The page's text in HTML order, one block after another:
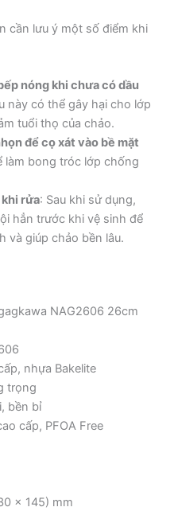
cần lưu ý một số điểm khi
nóng khi chưa có dầu
này có thể gây hại cho lớp
tuổi thọ của chảo.
để cọ xát vào bề mặt
làm bong tróc lớp chống
rửa: Sau khi sử dụng,
hẳn trước khi vệ sinh để
và giúp chảo bền lâu.
NAG2606 26cm
nhựa Bakelite
trọng
bền bỉ
cấp, PFOA Free
x 145) mm